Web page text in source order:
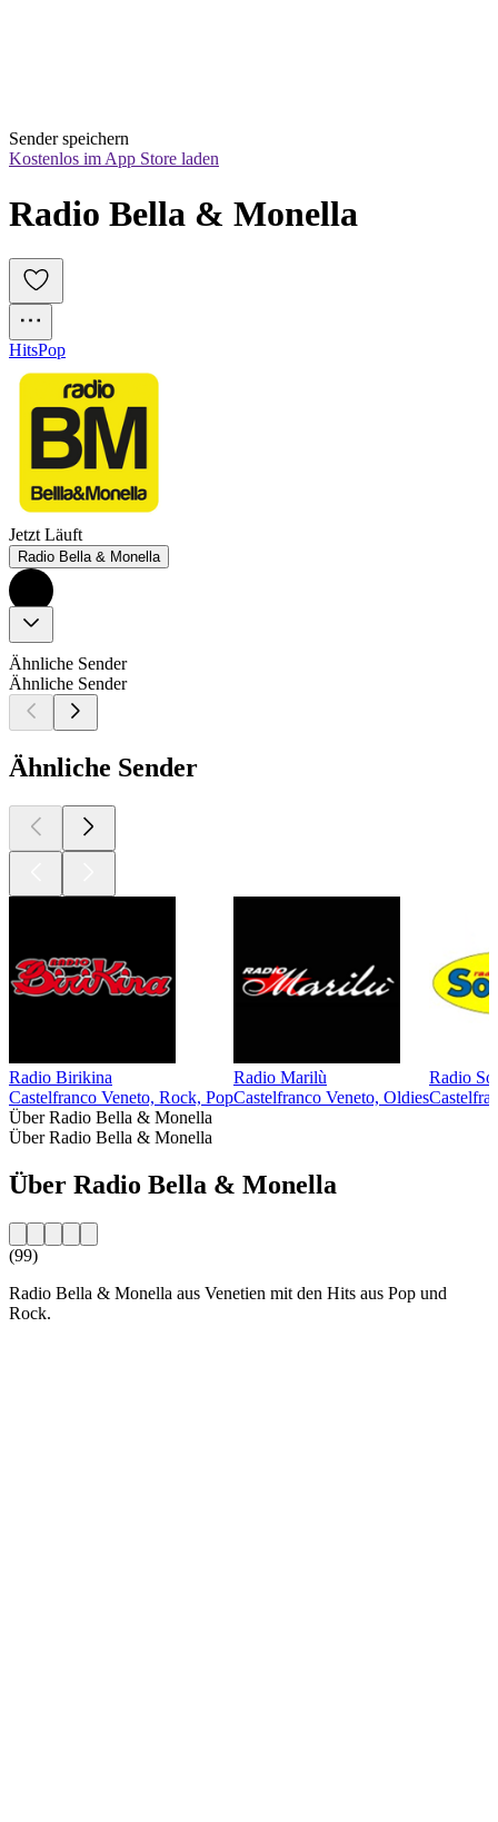
Sender speichern
Kostenlos im App Store laden
Radio Bella & Monella
HitsPop
Jetzt Läuft
Radio Bella & Monella
Ähnliche Sender
Ähnliche Sender
Ähnliche Sender
Radio Birikina
Castelfranco Veneto, Rock, Pop
Radio Marilù
Castelfranco Veneto, Oldies
Radio
Über Radio Bella & Monella
Über Radio Bella & Monella
Über Radio Bella & Monella
(99)
Radio Bella & Monella aus Venetien mit den Hits aus Pop und
Rock.